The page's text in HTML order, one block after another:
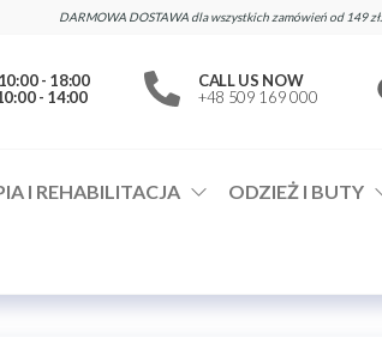
DARMOWA DOSTAWA dla wszystkich zamówień od 149 zł.
10:00 - 18:00
- 14:00
CALL US NOW
+48 509 169 000
I REHABILITACJA ODZIEŻ I BUTY